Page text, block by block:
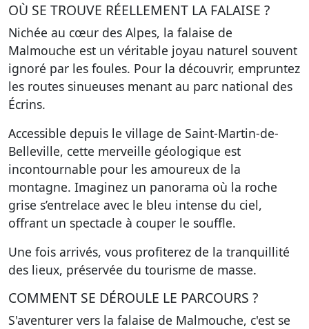
OÙ SE TROUVE RÉELLEMENT LA FALAISE ?
Nichée au cœur des Alpes, la falaise de
Malmouche est un véritable joyau naturel souvent
ignoré par les foules. Pour la découvrir, empruntez
les routes sinueuses menant au parc national des
Écrins.
Accessible depuis le village de Saint-Martin-de-
Belleville, cette merveille géologique est
incontournable pour les amoureux de la
montagne. Imaginez un panorama où la roche
grise s’entrelace avec le bleu intense du ciel,
offrant un spectacle à couper le souffle.
Une fois arrivés, vous profiterez de la tranquillité
des lieux, préservée du tourisme de masse.
COMMENT SE DÉROULE LE PARCOURS ?
S'aventurer vers la falaise de Malmouche, c'est se